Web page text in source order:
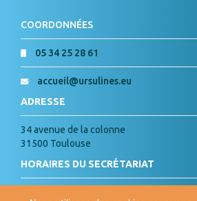
COORDONNÉES
05 34 25 28 61
accueil@ursulines.eu
ADRESSE
34 avenue de la colonne
31500 Toulouse
HORAIRES DU SECRÉTARIAT